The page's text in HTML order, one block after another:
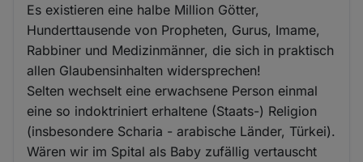
Es existieren eine halbe Million Götter,
Hunderttausende von Propheten, Gurus, Imame,
Rabbiner und Medizinmänner, die sich in praktisch
allen Glaubensinhalten widersprechen!
Selten wechselt eine erwachsene Person einmal
eine so indoktriniert erhaltene (Staats-) Religion
(insbesondere Scharia - arabische Länder, Türkei).
Wären wir im Spital als Baby zufällig vertauscht